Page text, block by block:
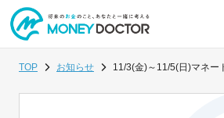
TOP お知らせ 11/3(金)～11/5(日)マネー